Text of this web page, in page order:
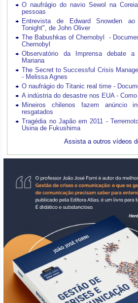
O naufrágio do navio Sewol na
pessoas
Entrevista de Edward Snowden
Tonight", de John Oliver
The Babushkas of Chernobyl -
Chernobyl
Observatório da Imprensa debate
Mariana
The Secret to Successful Crisis
- Melissa Agnes
O naufrágio do Titanic real time -
A indústria do desastre nos EUA -
Mineiros chilenos fazem anúncio
resgatados
Tragédia no Japão em 2011 -
Usina de Fukushima
Assista a outros vídeos